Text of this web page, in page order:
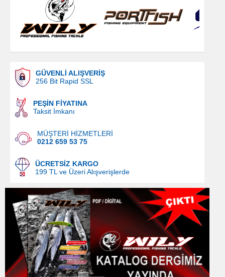
GÜVENLİ ALIŞVERİŞ
256 Bit Rapid SSL
PEŞİN FİYATINA
Taksit İmkanı
MÜŞTERİ HİZMETLERİ
0212 659 53 75
ÜCRETSİZ KARGO
199 TL ve Üzeri Alışverişlerde